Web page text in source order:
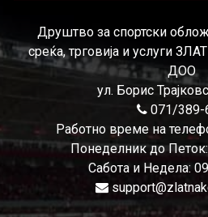
Друштво за спортски
среќа, трговија и услуги
ДОО
ул. Борис
071/389-
Работно време на
Понеделник до
Сабота и Недела: